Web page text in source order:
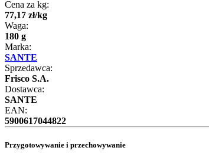
Cena za kg:
77,17 zł/kg
Waga:
180 g
Marka:
SANTE
Sprzedawca:
Frisco S.A.
Dostawca:
SANTE
EAN:
5900617044822
Przygotowywanie i przechowywanie